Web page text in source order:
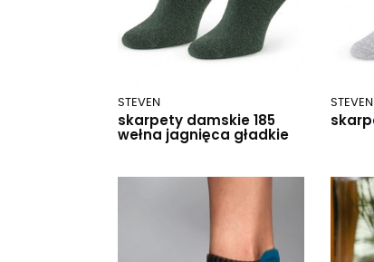
STEVEN
skarpety damskie 185
wełna jagnięca gładkie
STEVEN